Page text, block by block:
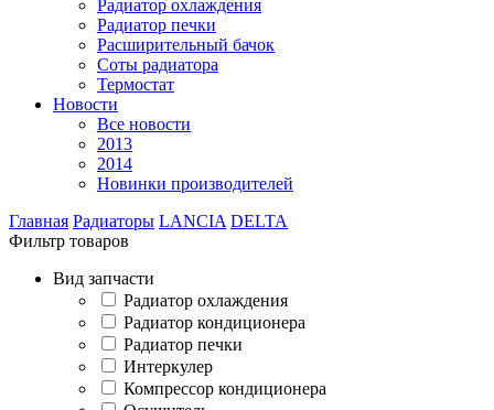
Радиатор охлаждения
Радиатор печки
Расширительный бачок
Соты радиатора
Термостат
Новости
Все новости
2013
2014
Новинки производителей
Главная Радиаторы LANCIA DELTA
Фильтр товаров
Вид запчасти
Радиатор охлаждения
Радиатор кондиционера
Радиатор печки
Интеркулер
Компрессор кондиционера